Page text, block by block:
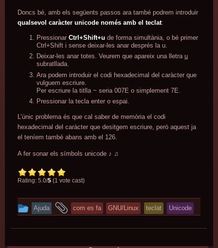
Doncs bé, amb els següents passos ara també podrem introduir
qualsevol caràcter unicode només amb el teclat:
Pressionar Ctrl+Shift+u de forma simultània, o bé primer
Ctrl+Shift i sense deixar-les anar després la u.
Deixar-les anar totes. Veurem que apareix una lletra u
subratllada.
Ara podem introduir el codi hexadecimal del caràcter que
vulguem escriure.
Per escriure la titlla ~ seria 007E o simplement 7E.
Pressionar la tecla enter o espai.
L’únic problema és que cal saber de memòria el codi
hexadecimal del caràcter que desitgem escriure, però aquest ja
el teníem també abans amb el 126.
A fer sonar els símbols unicode ♪ ♫
Rating: 5.0/5 (1 vote cast)
This
entry
was
posted
Ajuda
and
com es fa GNU/Linux teclat Unicode